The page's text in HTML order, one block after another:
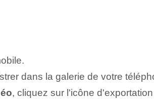
dans la galerie de votre
, cliquez sur l'icône